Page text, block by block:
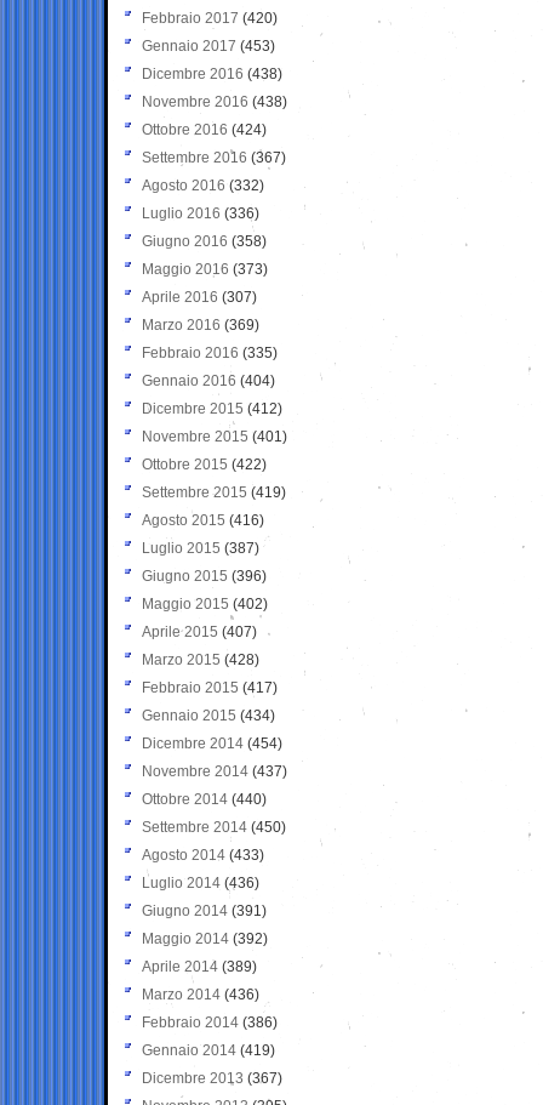
Febbraio 2017 (420)
Gennaio 2017 (453)
Dicembre 2016 (438)
Novembre 2016 (438)
Ottobre 2016 (424)
Settembre 2016 (367)
Agosto 2016 (332)
Luglio 2016 (336)
Giugno 2016 (358)
Maggio 2016 (373)
Aprile 2016 (307)
Marzo 2016 (369)
Febbraio 2016 (335)
Gennaio 2016 (404)
Dicembre 2015 (412)
Novembre 2015 (401)
Ottobre 2015 (422)
Settembre 2015 (419)
Agosto 2015 (416)
Luglio 2015 (387)
Giugno 2015 (396)
Maggio 2015 (402)
Aprile 2015 (407)
Marzo 2015 (428)
Febbraio 2015 (417)
Gennaio 2015 (434)
Dicembre 2014 (454)
Novembre 2014 (437)
Ottobre 2014 (440)
Settembre 2014 (450)
Agosto 2014 (433)
Luglio 2014 (436)
Giugno 2014 (391)
Maggio 2014 (392)
Aprile 2014 (389)
Marzo 2014 (436)
Febbraio 2014 (386)
Gennaio 2014 (419)
Dicembre 2013 (367)